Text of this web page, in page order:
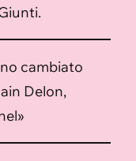
cambiato
Delon,